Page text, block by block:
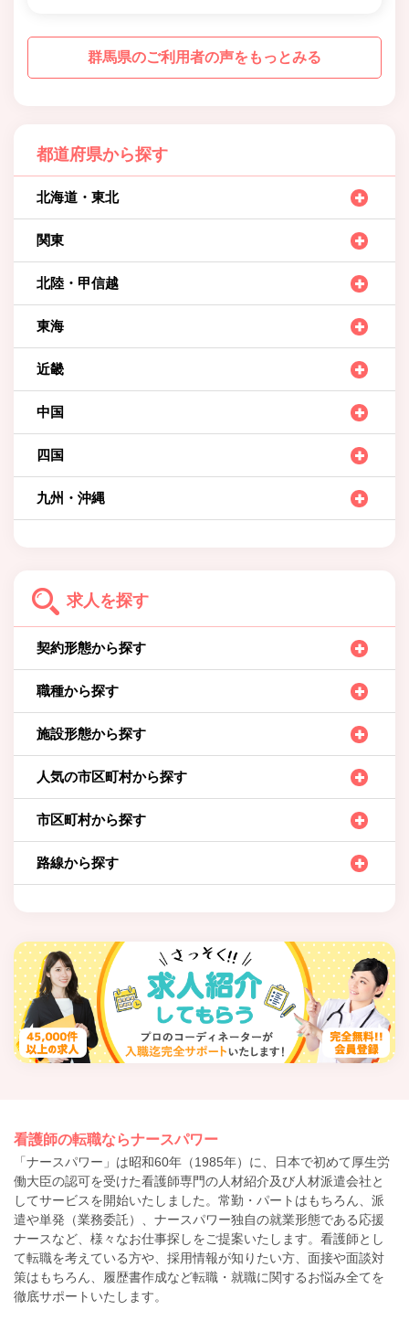
群馬県のご利用者の声をもっとみる
都道府県から探す
北海道・東北
関東
北陸・甲信越
東海
近畿
中国
四国
九州・沖縄
求人を探す
契約形態から探す
職種から探す
施設形態から探す
人気の市区町村から探す
市区町村から探す
路線から探す
看護師の転職ならナースパワー
「ナースパワー」は昭和60年（1985年）に、日本で初めて厚生労
働大臣の認可を受けた看護師専門の人材紹介及び人材派遣会社と
してサービスを開始いたしました。常勤・パートはもちろん、派
遣や単発（業務委託）、ナースパワー独自の就業形態である応援
ナースなど、様々なお仕事探しをご提案いたします。看護師とし
て転職を考えている方や、採用情報が知りたい方、面接や面談対
策はもちろん、履歴書作成など転職・就職に関するお悩み全てを
徹底サポートいたします。